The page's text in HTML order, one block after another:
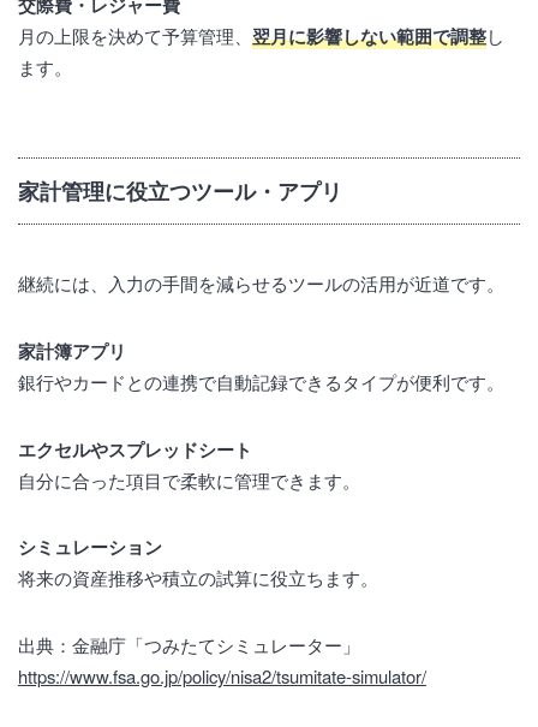
月の上限を決めて予算管理、 翌月に影響しない範囲で調整し
ます。
家計管理に役立つツール・アプリ
継続には、入力の手間を減らせるツールの活用が近道です。
家計簿アプリ
銀行やカードとの連携で自動記録できるタイプが便利です。
エクセルやスプレッドシート
自分に合った項目で柔軟に管理できます。
シミュレーション
将来の資産推移や積立の試算に役立ちます。
出典：金融庁「つみたてシミュレーター」
https://www.fsa.go.jp/policy/nisa2/tsumitate-simulator/